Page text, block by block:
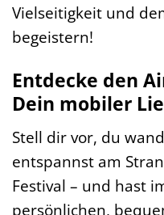
Vielseitigkeit und
begeistern!
Entdecke den
Dein mobiler
Stell dir vor, du
entspannst am
Festival – und hast
persönlichen,